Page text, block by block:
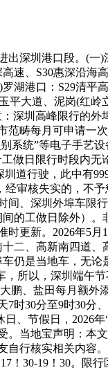
深圳港口段。(一)
速、S30惠深沿海
湖港口：S29清平
平大道、泥岗(红
深圳高峰限行的外
畴每月可申请一
系统”等电子手艺
做日限行时段内
道行驶，此中有
审核失实的，不
、深圳外埠车限
的工做日除外）
更新。2026年5月
二、高新南四道
仍是当地车，无
所以，深圳端午
鹏、盐田每月额外
时30分至9时30分
、节假日，2026年
当地宝声明：本
行核实相关内容
！30-19！30。限